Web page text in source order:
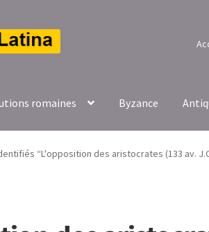
romaines Byzance
“L'opposition des aristocrates (133 av.